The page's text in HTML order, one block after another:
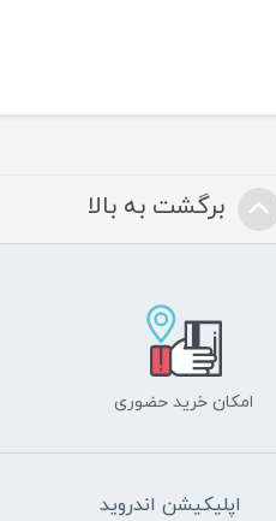
برگشت به بالا
امکان خرید حضوری
اپلیکیشن اندروید